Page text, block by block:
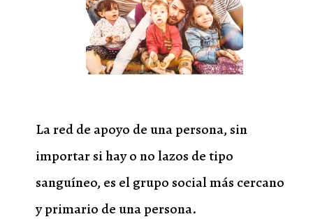
La red de apoyo de una persona, sin
importar si hay o no lazos de tipo
sanguíneo, es el grupo social más cercano
y primario de una persona.